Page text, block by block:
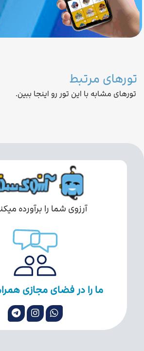
تورهای مرتبط
تورهای مشابه با این تور رو اینجا ببین.
آرزوی شما را برآورده
ما را در فضای مجازی